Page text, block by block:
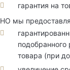
гарантия на
НО мы
подобранного
товара (при